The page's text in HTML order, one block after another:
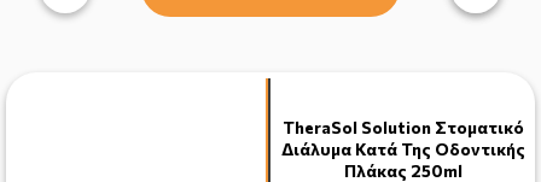
TheraSol Solution Στοματικό
Διάλυμα Κατά Της Οδοντικής
Πλάκας 250ml